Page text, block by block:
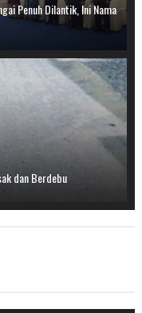
Penuh Dilantik, Ini Nama
dan Berdebu